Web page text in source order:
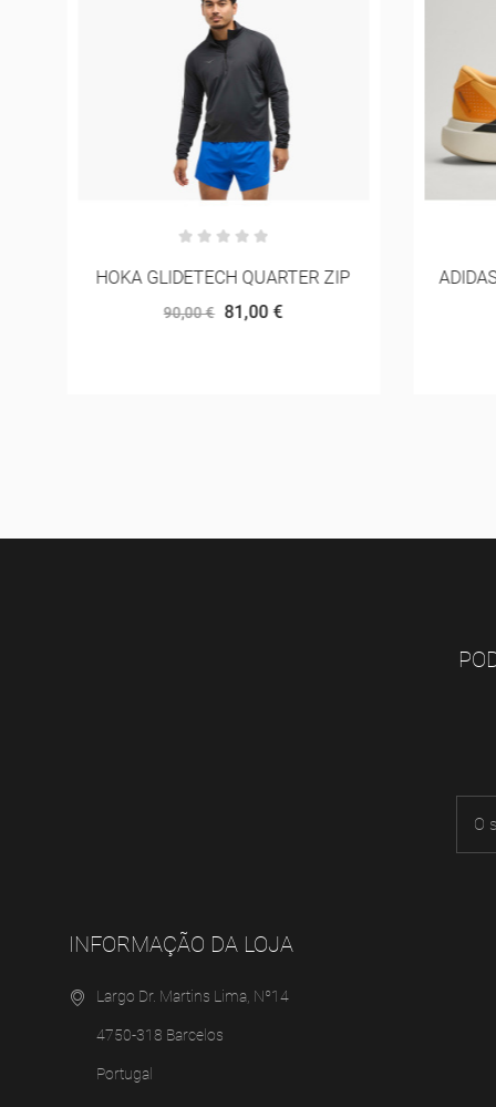
HOKA GLIDETECH QUARTER ZIP
90,00 € 81,00 €
INFORMAÇÃO DA LOJA
Largo Dr. Martins Lima, Nº14
4750-318 Barcelos
Portugal